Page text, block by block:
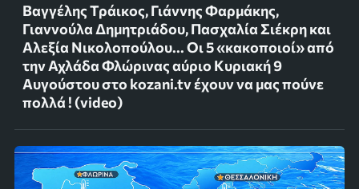
Βαγγέλης Τράικος, Γιάννης Φαρμάκης,
Γιαννούλα Δημητριάδου, Πασχαλία Σιέκρη και
Αλεξία Νικολοπούλου... Οι 5 «κακοποιοί» από
την Αχλάδα Φλώρινας αύριο Κυριακή 9
Αυγούστου στο kozani.tv έχουν να μας πούνε
πολλά ! (video)